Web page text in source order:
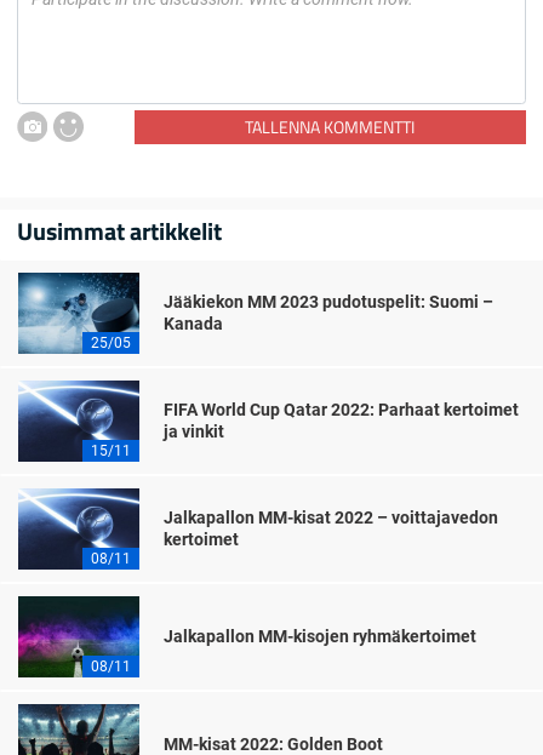
TALLENNA KOMMENTTI
Uusimmat artikkelit
25/05
Jääkiekon MM 2023 pudotuspelit: Suomi –
Kanada
15/11
FIFA World Cup Qatar 2022: Parhaat kertoimet
ja vinkit
08/11
Jalkapallon MM-kisat 2022 – voittajavedon
kertoimet
08/11
Jalkapallon MM-kisojen ryhmäkertoimet
MM-kisat 2022: Golden Boot